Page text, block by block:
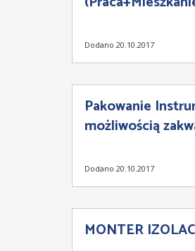
Dodano 20.10.2017
Pakowanie
możliwością
Dodano 20.10.2017
MONTER